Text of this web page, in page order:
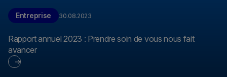
Rapport annuel 2023 : Prendre soin de vous nous fait
avancer
Entreprise 30.08.2023